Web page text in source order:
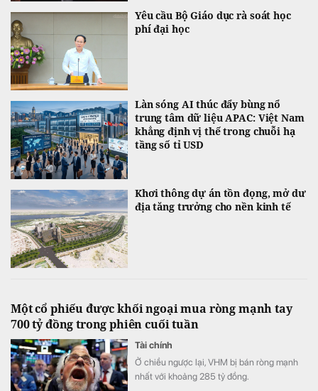
Yêu cầu Bộ Giáo dục rà soát học
phí đại học
Làn sóng AI thúc đẩy bùng nổ
trung tâm dữ liệu APAC: Việt Nam
khẳng định vị thế trong chuỗi hạ
tầng số tỉ USD
Khơi thông dự án tồn đọng, mở dư
địa tăng trưởng cho nền kinh tế
Một cổ phiếu được khối ngoại mua ròng mạnh tay
700 tỷ đồng trong phiên cuối tuần
Tài chính
Ở chiều ngược lại, VHM bị bán ròng mạnh
nhất với khoảng 285 tỷ đồng.